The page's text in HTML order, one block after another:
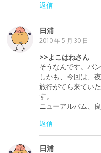
返信
日浦
2010 年 5 月 30 日
>>よこはねさん
そうなんです。バ
しかも、今回は、
旅行がてら来てい
す。
ニューアルバム、
返信
日浦